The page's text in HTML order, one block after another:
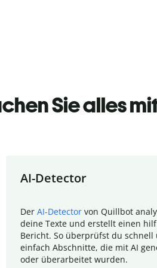
Sie alles
AI-Detector
Der AI-Detector von Quillbot
deine Texte und erstellt einen
Bericht. So überprüfst du schnell
einfach Abschnitte, die mit AI
oder überarbeitet wurden.